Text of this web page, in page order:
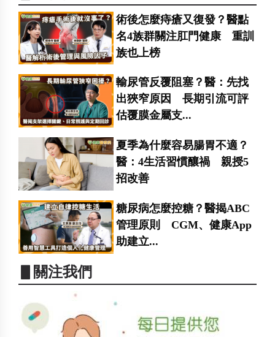
術後怎麼痔瘡又復發？醫點
名4族群關注肛門健康 重訓
族也上榜
輸尿管反覆阻塞？醫：先找
出狹窄原因 長期引流可評
估覆膜金屬支...
夏季為什麼容易腸胃不適？
醫：4生活習慣釀禍 親授5
招改善
糖尿病怎麼控糖？醫揭ABC
管理原則 CGM、健康App
助建立...
▋關注我們